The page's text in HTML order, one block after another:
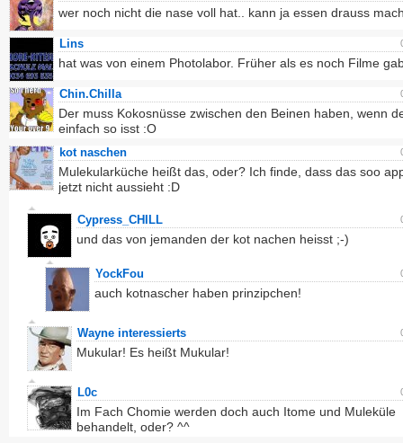
wer noch nicht die nase voll hat.. kann ja essen drauss
Lins
hat was von einem Photolabor. Früher als es noch Filme
Chin.Chilla
Der muss Kokosnüsse zwischen den Beinen haben, wenn
einfach so isst :O
kot naschen
Mulekularküche heißt das, oder? Ich finde, dass das soo
jetzt nicht aussieht :D
Cypress_CHILL
und das von jemanden der kot nachen heisst ;-)
YockFou
auch kotnascher haben prinzipchen!
Wayne interessierts
Mukular! Es heißt Mukular!
L0c
Im Fach Chomie werden doch auch Itome und Muleküle
behandelt, oder? ^^